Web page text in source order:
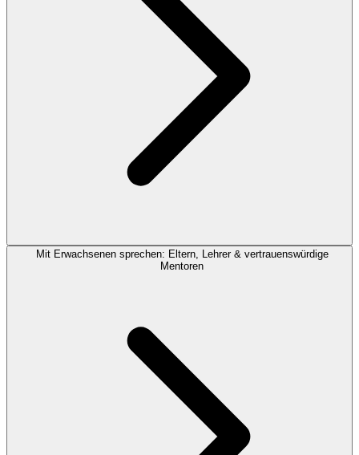
Mit Erwachsenen sprechen: Eltern, Lehrer & vertrauenswürdige
Mentoren